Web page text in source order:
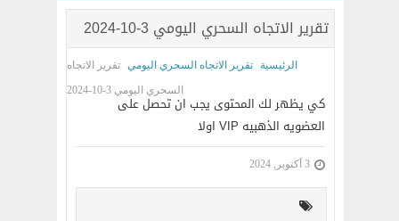
شركات الفوركس المرخصه
العضويه الذهبيه VIP
اتصل بنا
تقرير الاتجاه السحري اليومي 3-10-2024
الرئيسية تقرير الاتجاه السحري اليومي تقرير الاتجاه
السحري اليومي 3-10-2024
كي يظهر لك المحتوى يجب ان تحصل على
العضويه الذهبيه VIP اولا
3 أكتوبر, 2024